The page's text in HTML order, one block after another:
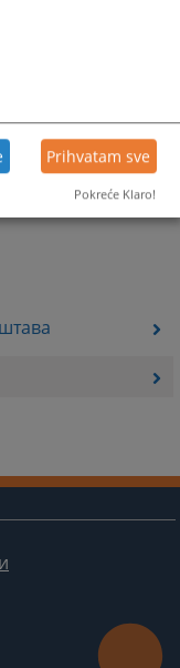
Prihvatam sve
Pokreće Klaro!